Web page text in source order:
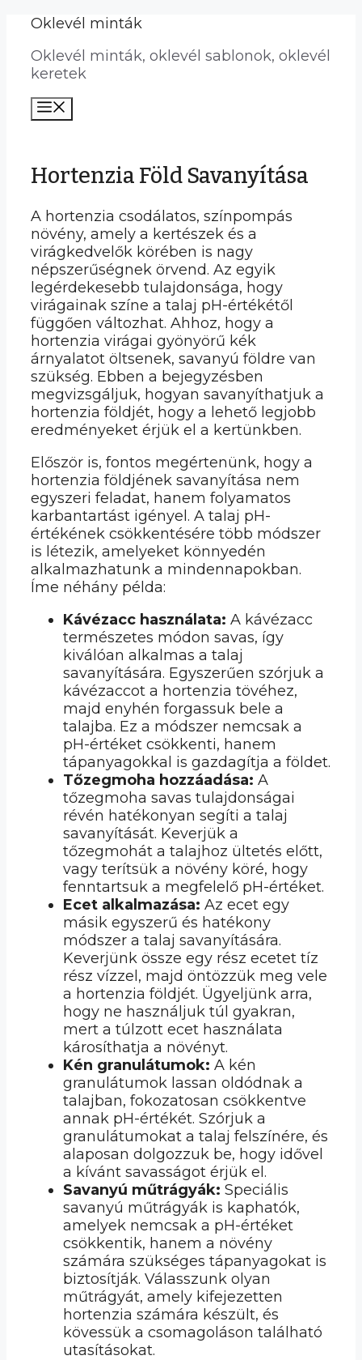
Kilépés
tartalomba
Oklevél minták
Oklevél minták, oklevél sablonok, oklevél
keretek
Hortenzia Föld Savanyítása
A hortenzia csodálatos, színpompás
növény, amely a kertészek és a
virágkedvelők körében is nagy
népszerűségnek örvend. Az egyik
legérdekesebb tulajdonsága, hogy
virágainak színe a talaj pH-értékétől
függően változhat. Ahhoz, hogy a
hortenzia virágai gyönyörű kék
árnyalatot öltsenek, savanyú földre van
szükség. Ebben a bejegyzésben
megvizsgáljuk, hogyan savanyíthatjuk a
hortenzia földjét, hogy a lehető legjobb
eredményeket érjük el a kertünkben.
Először is, fontos megértenünk, hogy a
hortenzia földjének savanyítása nem
egyszeri feladat, hanem folyamatos
karbantartást igényel. A talaj pH-
értékének csökkentésére több módszer
is létezik, amelyeket könnyedén
alkalmazhatunk a mindennapokban.
Íme néhány példa:
Kávézacc használata: A kávézacc
természetes módon savas, így
kiválóan alkalmas a talaj
savanyítására. Egyszerűen szórjuk a
kávézaccot a hortenzia tövéhez,
majd enyhén forgassuk bele a
talajba. Ez a módszer nemcsak a
pH-értéket csökkenti, hanem
tápanyagokkal is gazdagítja a földet.
Tőzegmoha hozzáadása: A
tőzegmoha savas tulajdonságai
révén hatékonyan segíti a talaj
savanyítását. Keverjük a
tőzegmohát a talajhoz ültetés előtt,
vagy terítsük a növény köré, hogy
fenntartsuk a megfelelő pH-értéket.
Ecet alkalmazása: Az ecet egy
másik egyszerű és hatékony
módszer a talaj savanyítására.
Keverjünk össze egy rész ecetet tíz
rész vízzel, majd öntözzük meg vele
a hortenzia földjét. Ügyeljünk arra,
hogy ne használjuk túl gyakran,
mert a túlzott ecet használata
károsíthatja a növényt.
Kén granulátumok: A kén
granulátumok lassan oldódnak a
talajban, fokozatosan csökkentve
annak pH-értékét. Szórjuk a
granulátumokat a talaj felszínére, és
alaposan dolgozzuk be, hogy idővel
a kívánt savasságot érjük el.
Savanyú műtrágyák: Speciális
savanyú műtrágyák is kaphatók,
amelyek nemcsak a pH-értéket
csökkentik, hanem a növény
számára szükséges tápanyagokat is
biztosítják. Válasszunk olyan
műtrágyát, amely kifejezetten
hortenzia számára készült, és
kövessük a csomagoláson található
utasításokat.